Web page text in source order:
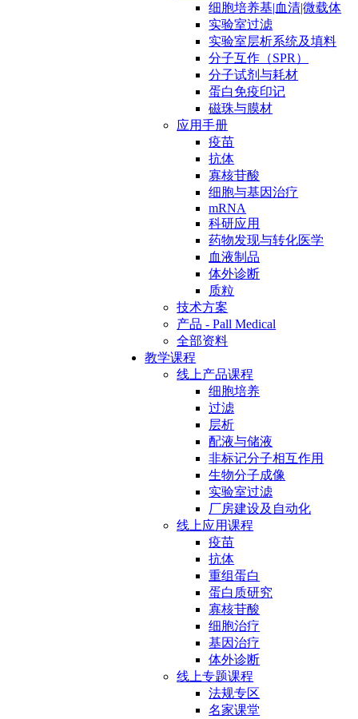
细胞培养基|血清|微载体
实验室过滤
实验室层析系统及填料
分子互作（SPR）
分子试剂与耗材
蛋白免疫印记
磁珠与膜材
应用手册
疫苗
抗体
寡核苷酸
细胞与基因治疗
mRNA
科研应用
药物发现与转化医学
血液制品
体外诊断
质粒
技术方案
产品 - Pall Medical
全部资料
教学课程
线上产品课程
细胞培养
过滤
层析
配液与储液
非标记分子相互作用
生物分子成像
实验室过滤
厂房建设及自动化
线上应用课程
疫苗
抗体
重组蛋白
蛋白质研究
寡核苷酸
细胞治疗
基因治疗
体外诊断
线上专题课程
法规专区
名家课堂